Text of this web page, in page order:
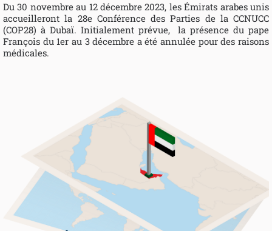
Du 30 novembre au 12 décembre 2023, les Émirats arabes unis
accueilleront la 28e Conférence des Parties de la CCNUCC
(COP28) à Dubaï. Initialement prévue, la présence du pape
François du 1er au 3 décembre a été annulée pour des raisons
médicales.